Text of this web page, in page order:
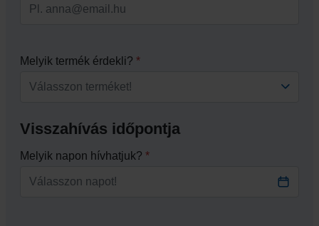
Melyik termék érdekli? *
Válasszon terméket!
Visszahívás időpontja
Melyik napon hívhatjuk? *
Válasszon napot!